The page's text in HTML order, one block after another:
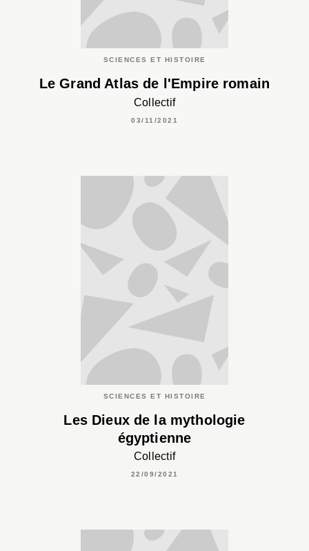
SCIENCES ET HISTOIRE
Le Grand Atlas de l'Empire romain
Collectif
03/11/2021
SCIENCES ET HISTOIRE
Les Dieux de la mythologie
égyptienne
Collectif
22/09/2021